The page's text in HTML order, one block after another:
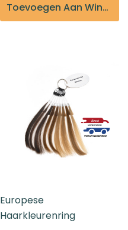
Toevoegen Aan Winkelmandje
Europese
Haarkleurenring